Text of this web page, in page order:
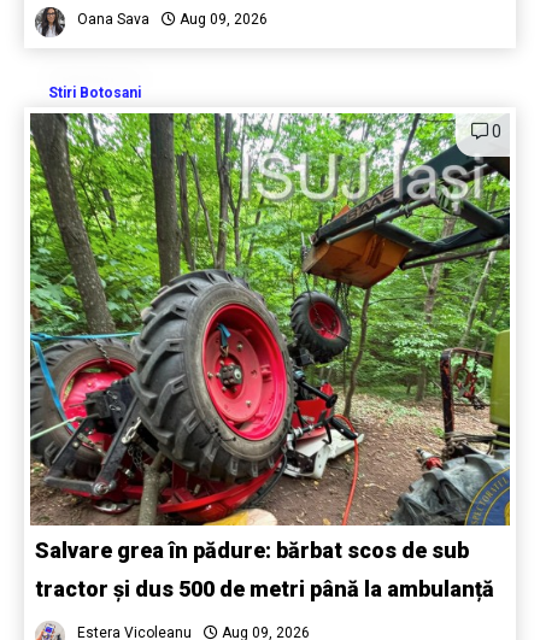
Oana Sava Aug 09, 2026
Stiri Botosani
0
Salvare grea în pădure: bărbat scos de sub
tractor și dus 500 de metri până la ambulanță
Estera Vicoleanu Aug 09, 2026